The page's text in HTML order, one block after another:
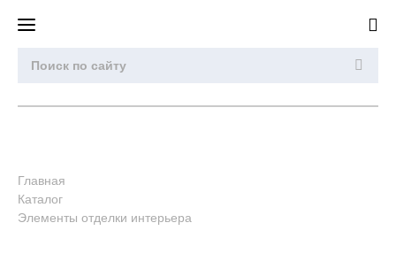
Главная
Каталог
Элементы отделки интерьера